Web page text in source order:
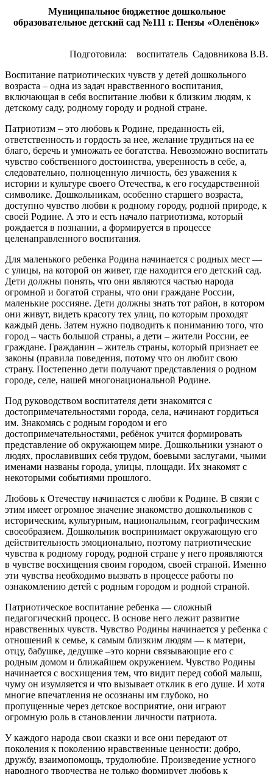
Муниципальное бюджетное дошкольное
образовательное детский сад №111 г. Пензы «Оленёнок»
Подготовила: воспитатель Садовникова В.В.
Воспитание патриотических чувств у детей дошкольного
возраста – одна из задач нравственного воспитания,
включающая в себя воспитание любви к близким людям, к
детскому саду, родному городу и родной стране.
Патриотизм – это любовь к Родине, преданность ей,
ответственность и гордость за нее, желание трудиться на ее
благо, беречь и умножать ее богатства. Невозможно воспитать
чувство собственного достоинства, уверенность в себе, а,
следовательно, полноценную личность, без уважения к
истории и культуре своего Отечества, к его государственной
символике. Дошкольникам, особенно старшего возраста,
доступно чувство любви к родному городу, родной природе, к
своей Родине. А это и есть начало патриотизма, который
рождается в познании, а формируется в процессе
целенаправленного воспитания.
Для маленького ребенка Родина начинается с родных мест —
с улицы, на которой он живет, где находится его детский сад.
Дети должны понять, что они являются частью народа
огромной и богатой страны, что они граждане России,
маленькие россияне. Дети должны знать тот район, в котором
они живут, видеть красоту тех улиц, по которым проходят
каждый день. Затем нужно подводить к пониманию того, что
город – часть большой страны, а дети – жители России, ее
граждане. Гражданин – житель страны, который признает ее
законы (правила поведения, потому что он любит свою
страну. Постепенно дети получают представления о родном
городе, селе, нашей многонациональной Родине.
Под руководством воспитателя дети знакомятся с
достопримечательностями города, села, начинают гордиться
им. Знакомясь с родным городом и его
достопримечательностями, ребёнок учится формировать
представление об окружающем мире. Дошкольники узнают о
людях, прославивших себя трудом, боевыми заслугами, чьими
именами названы города, улицы, площади. Их знакомят с
некоторыми событиями прошлого.
Любовь к Отечеству начинается с любви к Родине. В связи с
этим имеет огромное значение знакомство дошкольников с
историческим, культурным, национальным, географическим
своеобразием. Дошкольник воспринимает окружающую его
действительность эмоционально, поэтому патриотические
чувства к родному городу, родной стране у него проявляются
в чувстве восхищения своим городом, своей страной. Именно
эти чувства необходимо вызвать в процессе работы по
ознакомлению детей с родным городом и родной страной.
Патриотическое воспитание ребенка — сложный
педагогический процесс. В основе него лежит развитие
нравственных чувств. Чувство Родины начинается у ребенка с
отношений к семье, к самым близким людям — к матери,
отцу, бабушке, дедушке –это корни связывающие его с
родным домом и ближайшем окружением. Чувство Родины
начинается с восхищения тем, что видит перед собой малыш,
чуму он изумляется и что вызывает отклик в его душе. И хотя
многие впечатления не осознаны им глубоко, но
пропущенные через детское восприятие, они играют
огромную роль в становлении личности патриота.
У каждого народа свои сказки и все они передают от
поколения к поколению нравственные ценности: добро,
дружбу, взаимопомощь, трудолюбие. Произведение устного
народного творчества не только формирует любовь к